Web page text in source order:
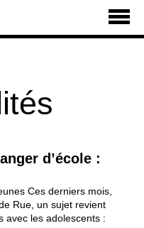
d’école :
Ces derniers mois,
Rue, un sujet revient
avec les adolescents :